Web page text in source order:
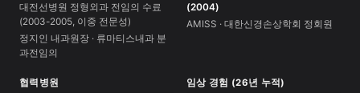
대전선병원 정형외과 전임의 수료
(2003-2005, 이중 전문성)
정지인 내과원장 · 류마티스내과 분
과전임의
(2004)
AMISS · 대한신경손상학회 정회원
협력병원 임상 경험 (26년 누적)